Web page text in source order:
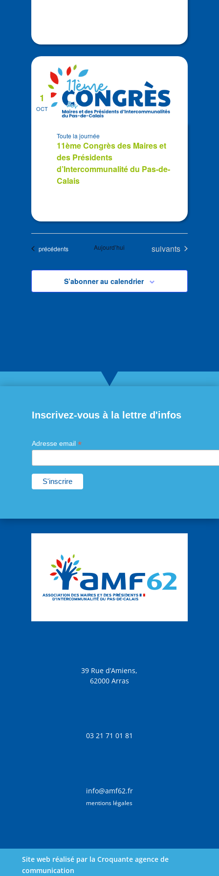
OCT
1
11ème Congrès des Maires et
des Présidents
d’Intercommunalité du Pas-de-
Calais
Toute la journée
Évènements
précédents Aujourd’hui Évènements
suivants
S’abonner au calendrier
Inscrivez-vous à la lettre d'infos
Adresse email *
39 Rue d’Amiens,
62000 Arras
03 21 71 01 81
info@amf62.fr
mentions légales
Site web réalisé par la Croquante agence de
communication